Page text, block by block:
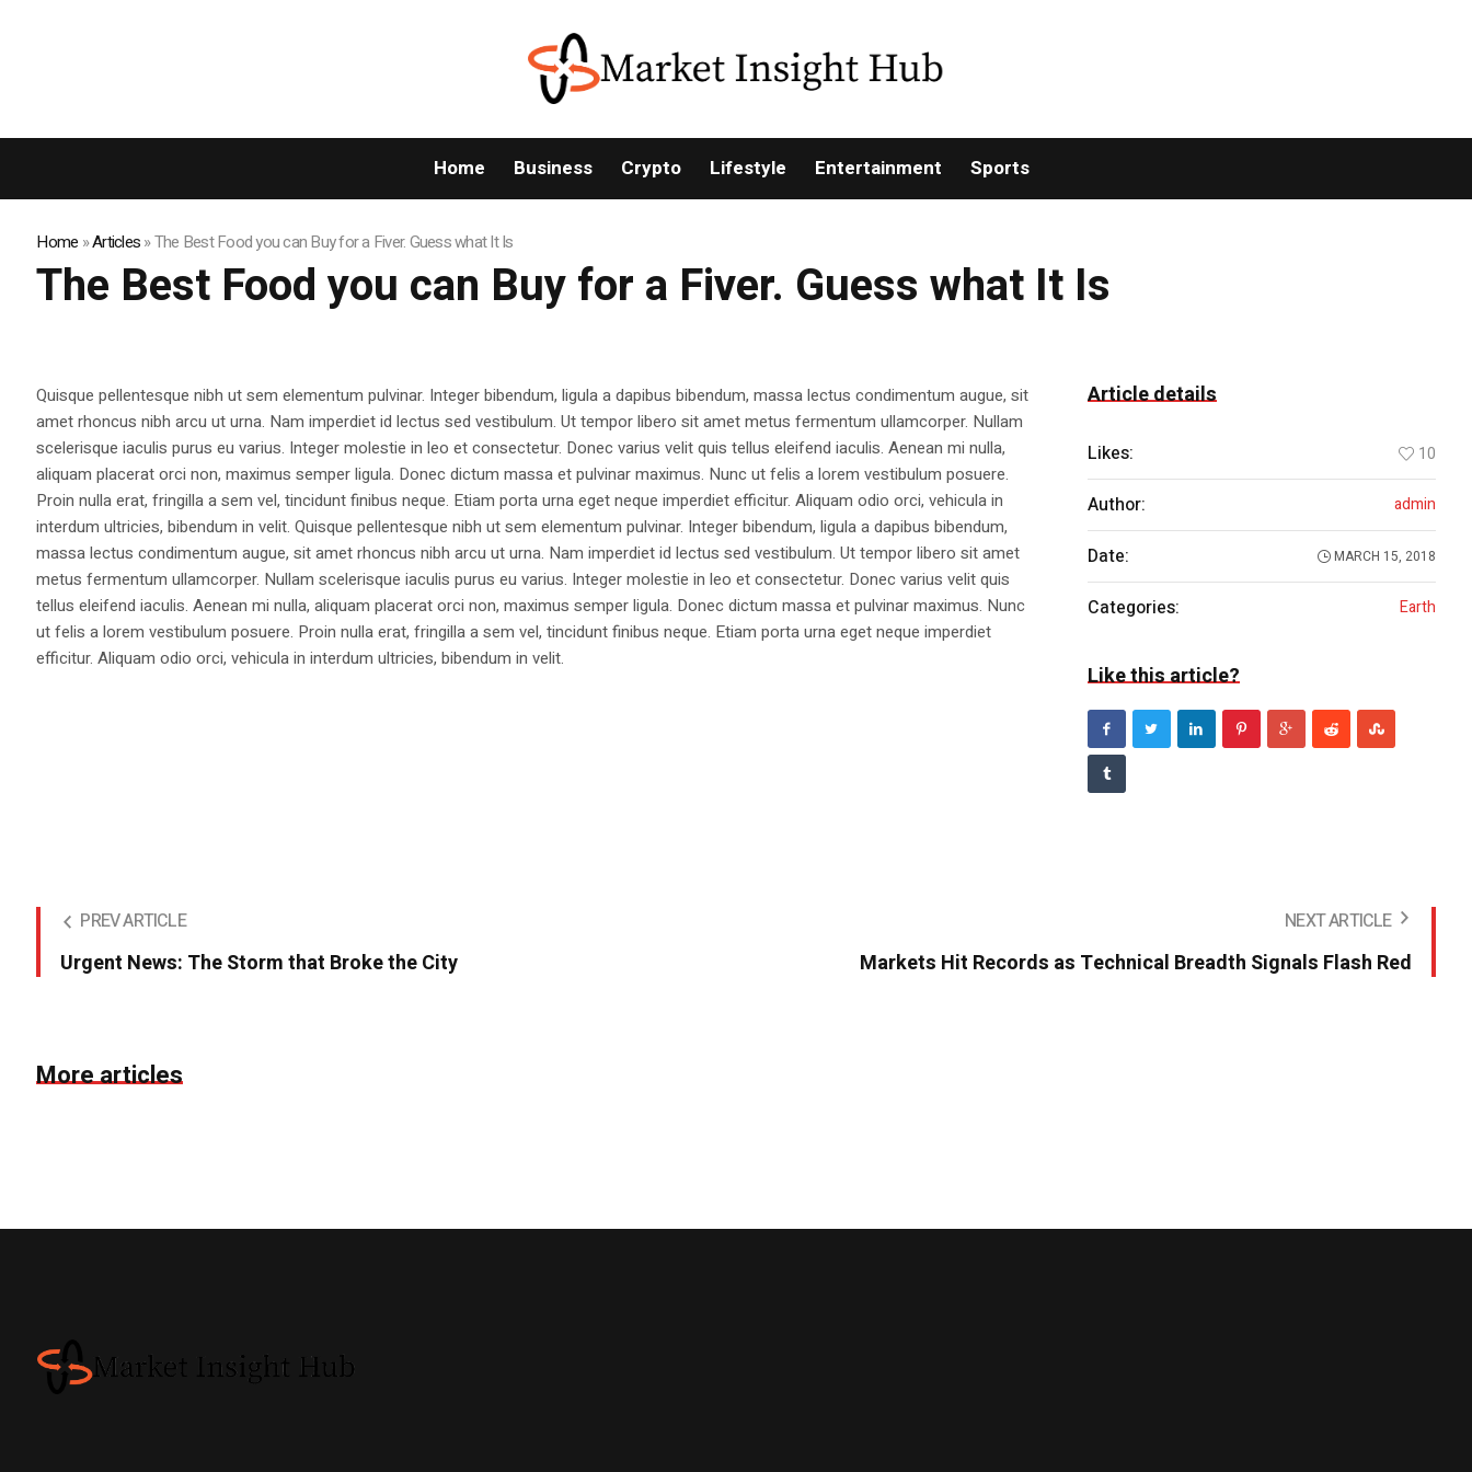
Home Business Crypto Lifestyle Entertainment Sports
Home »Articles»The Best Food you can Buy for a Fiver. Guess what It Is
The Best Food you can Buy for a Fiver. Guess what It Is
Quisque pellentesque nibh ut sem elementum pulvinar. Integer bibendum, ligula a dapibus bibendum, massa lectus condimentum augue, sit
amet rhoncus nibh arcu ut urna. Nam imperdiet id lectus sed vestibulum. Ut tempor libero sit amet metus fermentum ullamcorper. Nullam
scelerisque iaculis purus eu varius. Integer molestie in leo et consectetur. Donec varius velit quis tellus eleifend iaculis. Aenean mi nulla,
aliquam placerat orci non, maximus semper ligula. Donec dictum massa et pulvinar maximus. Nunc ut felis a lorem vestibulum posuere.
Proin nulla erat, fringilla a sem vel, tincidunt finibus neque. Etiam porta urna eget neque imperdiet efficitur. Aliquam odio orci, vehicula in
interdum ultricies, bibendum in velit. Quisque pellentesque nibh ut sem elementum pulvinar. Integer bibendum, ligula a dapibus bibendum,
massa lectus condimentum augue, sit amet rhoncus nibh arcu ut urna. Nam imperdiet id lectus sed vestibulum. Ut tempor libero sit amet
metus fermentum ullamcorper. Nullam scelerisque iaculis purus eu varius. Integer molestie in leo et consectetur. Donec varius velit quis
tellus eleifend iaculis. Aenean mi nulla, aliquam placerat orci non, maximus semper ligula. Donec dictum massa et pulvinar maximus. Nunc
ut felis a lorem vestibulum posuere. Proin nulla erat, fringilla a sem vel, tincidunt finibus neque. Etiam porta urna eget neque imperdiet
efficitur. Aliquam odio orci, vehicula in interdum ultricies, bibendum in velit.
Article details
Likes: 10
Author: admin
Date: MARCH 15, 2018
Categories: Earth
Like this article?
PREV ARTICLE
Urgent News: The Storm that Broke the City
NEXT ARTICLE
Markets Hit Records as Technical Breadth Signals Flash Red
More articles